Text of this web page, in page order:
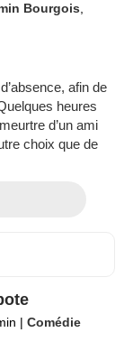
Bourgois
afin de
heures
d’un ami
choix que de
| Comédie